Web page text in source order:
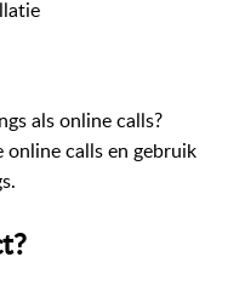
als online calls?
calls en gebruik